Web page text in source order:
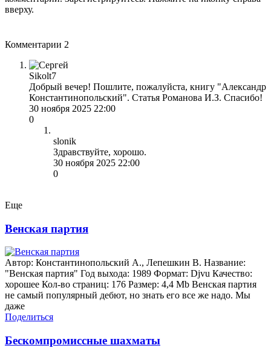
вверху.
Комментарии 2
Sikolt7
Добрый вечер! Пошлите, пожалуйста, книгу "Александр
Константинопольский". Cтатья Романова И.З. Спасибо!
30 ноября 2025 22:00
0
slonik
Здравствуйте, хорошо.
30 ноября 2025 22:00
0
Еще
Венская партия
Автор: Константинопольский А., Лепешкин В. Название:
"Венская партия" Год выхода: 1989 Формат: Djvu Качество:
хорошее Кол-во страниц: 176 Размер: 4,4 Mb Венская партия
не самый популярный дебют, но знать его все же надо. Мы
даже
Поделиться
Бескомпромиссные шахматы